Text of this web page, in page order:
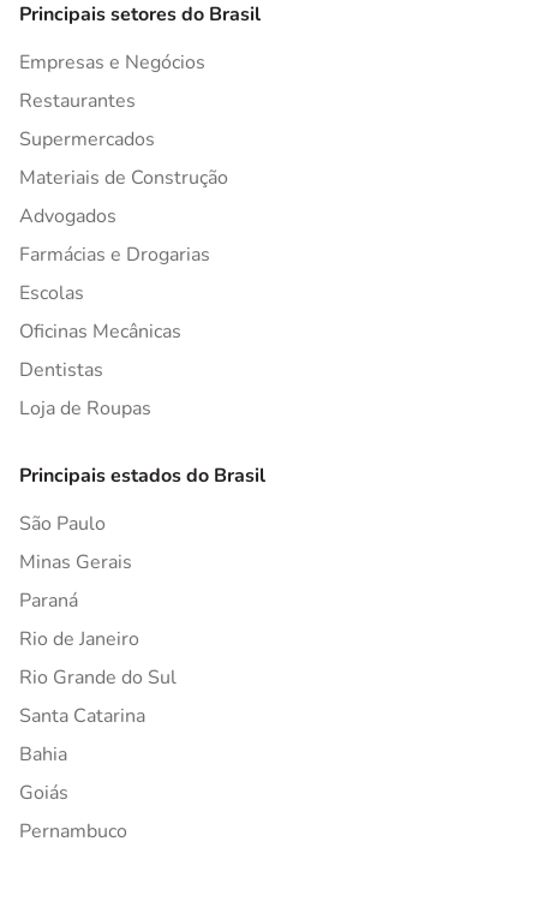
Principais setores do Brasil
Empresas e Negócios
Restaurantes
Supermercados
Materiais de Construção
Advogados
Farmácias e Drogarias
Escolas
Oficinas Mecânicas
Dentistas
Loja de Roupas
Principais estados do Brasil
São Paulo
Minas Gerais
Paraná
Rio de Janeiro
Rio Grande do Sul
Santa Catarina
Bahia
Goiás
Pernambuco